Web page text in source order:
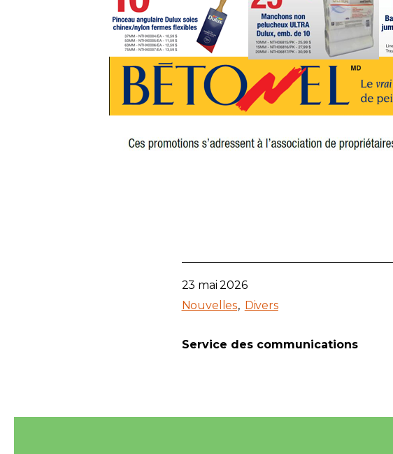
23 mai 2026
Nouvelles
Divers
Service des communications